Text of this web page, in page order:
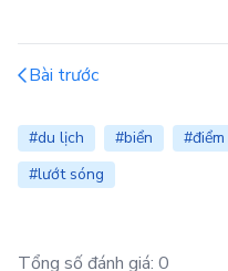
Bài trước
#du lịch #biển
#lướt sóng
Tổng số đánh giá: 0